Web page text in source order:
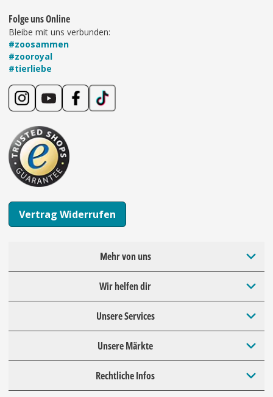
Folge uns Online
Bleibe mit uns verbunden:
#zoosammen
#zooroyal
#tierliebe
Vertrag Widerrufen
Mehr von uns
Wir helfen dir
Unsere Services
Unsere Märkte
Rechtliche Infos